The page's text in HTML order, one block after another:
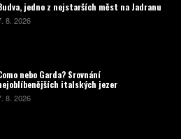
jedno z nejstarších měst na Jadranu
8. 2026
nebo Garda? Srovnání
italských jezer
8. 2026